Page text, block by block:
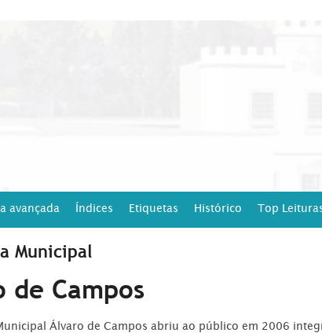
avançada Índices Etiquetas Histórico Top
Municipal
de Campos
Álvaro de Campos abriu ao público em 2006